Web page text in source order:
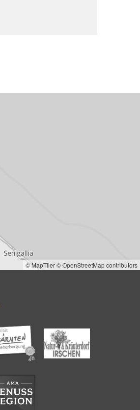
© MapTiler© OpenStreetMap contributors